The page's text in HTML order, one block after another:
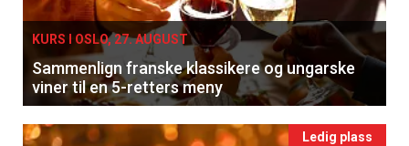
KURS I OSLO, 27. AUGUST
Sammenlign franske klassikere og ungarske
viner til en 5-retters meny
Ledig plass